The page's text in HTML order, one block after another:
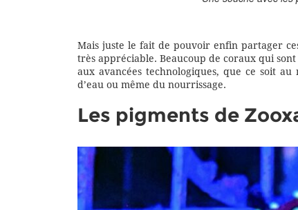
Mais juste le fait de pouvoir enfin partager
très appréciable. Beaucoup de coraux qui
aux avancées technologiques, que ce soit
d’eau ou même du nourrissage.
Les pigments de